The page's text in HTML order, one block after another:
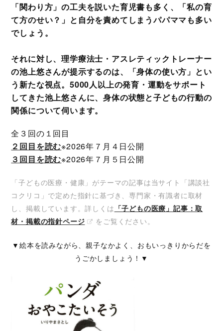
「関わり方」の工夫を説いた育児書も多く、「私の育
て方のせい？」と自分を責めてしまうパパママも多い
でしょう。
それに対し、理学療法士・アスレティックトレーナー
の池上悠さんが提示するのは、「身体の使い方」とい
う新たな視点。5000人以上の発育・運動をサポート
してきた池上悠さんに、身体の状態と子どもの行動の
関係について伺います。
全３回の１回目
２回目を読む※2026年７月４日公開
３回目を読む※2026年７月５日公開
「子どもの医療・健康」がテーマの記事は当サイト「講談社
コクリコ」で定めた指針に基づき、専門家・有識者に取材
し、掲載しています。詳しくは 「子どもの医療」記事：取
材・掲載の指針ページ
をご覧ください。
▼絵本を読みながら、親子なかよく、おもいっきりからだを
うごかしましょう！▼